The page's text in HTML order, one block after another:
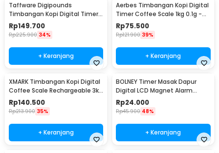
Taffware Digipounds
Timbangan Kopi Digital Timer
Coffee Scale 2kg 0.1g - CN668
Rp149.700
Rp225.900 34%
+ Keranjang
Aerbes Timbangan Kopi Digital
Timer Coffee Scale 1kg 0.1g -
CX1000G
Rp75.500
Rp121.900 39%
+ Keranjang
XMARK Timbangan Kopi Digital
Coffee Scale Rechargeable 3kg
0.1g - CX-3
Rp140.500
Rp213.900 35%
+ Keranjang
BOLNEY Timer Masak Dapur
Digital LCD Magnet Alarm
Kitchen Countdown - ST5026
Rp24.000
Rp45.900 48%
+ Keranjang